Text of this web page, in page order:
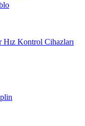
Hız Kontrol Cihazları